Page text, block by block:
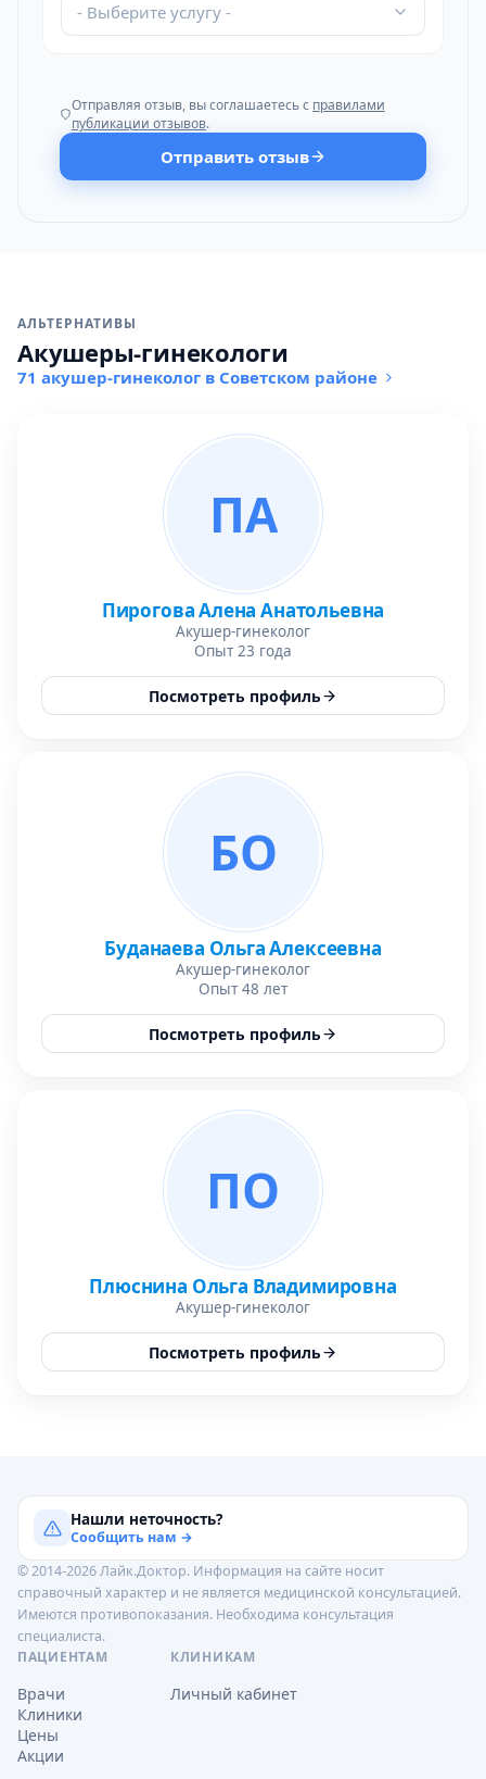
- Выберите услугу -
Отправляя отзыв, вы соглашаетесь с правилами
публикации отзывов.
Отправить отзыв
АЛЬТЕРНАТИВЫ
Акушеры-гинекологи
71 акушер-гинеколог в Советском районе
ПА
Пирогова Алена Анатольевна
Акушер-гинеколог
Опыт 23 года
Посмотреть профиль
БО
Буданаева Ольга Алексеевна
Акушер-гинеколог
Опыт 48 лет
Посмотреть профиль
ПО
Плюснина Ольга Владимировна
Акушер-гинеколог
Посмотреть профиль
Нашли неточность?
Сообщить нам →
© 2014-2026 Лайк.Доктор. Информация на сайте носит
справочный характер и не является медицинской консультацией.
Имеются противопоказания. Необходима консультация
специалиста.
ПАЦИЕНТАМ
Врачи
Клиники
Цены
Акции
КЛИНИКАМ
Личный кабинет